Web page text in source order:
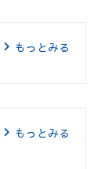
もっとみる
もっとみる